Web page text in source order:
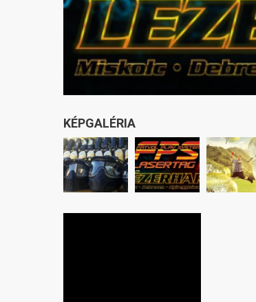
KÉPGALÉRIA